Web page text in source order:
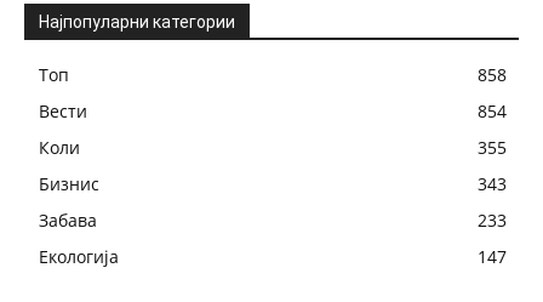
Најпопуларни категории
Топ
858
Вести
854
Коли
355
Бизнис
343
Забава
233
Екологија
147